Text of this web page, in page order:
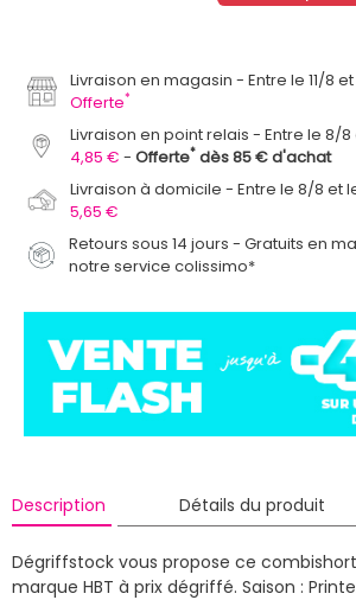
Livraison en magasin
Entre le 11/8
Offerte*
Livraison en point relais
Entre le 8/8
4,85 €
Offerte* dès 85 € d'achat
Livraison à domicile
Entre le 8/8 et
5,65 €
Retours sous 14 jours - Gratuits en
notre service colissimo*
Description Détails du produit
Dégriffstock vous propose ce
marque HBT à prix dégriffé. Saison :